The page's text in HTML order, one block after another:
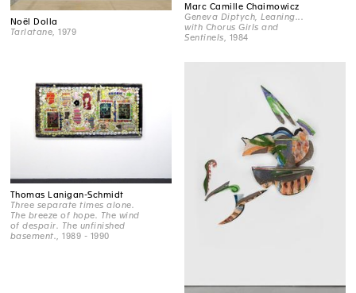
Noël Dolla
Tarlatane, 1979
Marc Camille Chaimowicz
Geneva Diptych, Leaning...
with Chorus Girls and
Sentinels , 1984
Thomas Lanigan-Schmidt
Three separate times alone.
The breeze of hope. The wind
of despair. The unfinished
basement.
, 1989 - 1990